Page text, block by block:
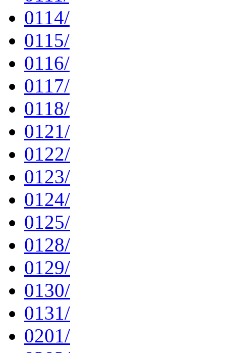
0114/
0115/
0116/
0117/
0118/
0121/
0122/
0123/
0124/
0125/
0128/
0129/
0130/
0131/
0201/